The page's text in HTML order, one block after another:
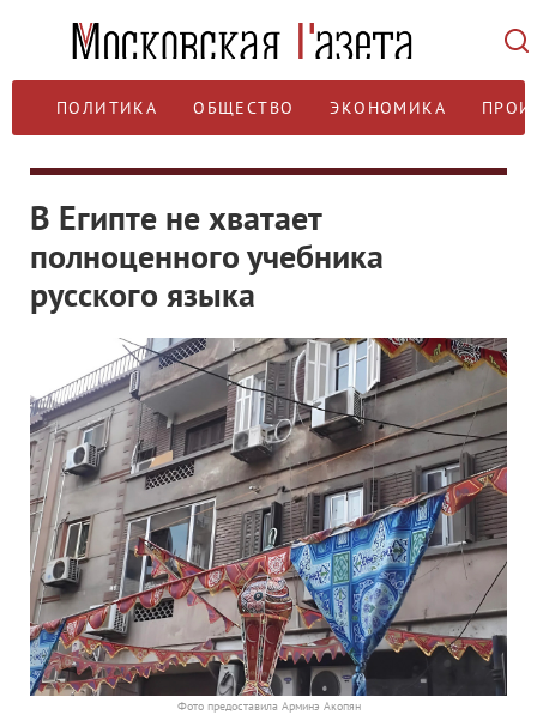
ПОЛИТИКА ОБЩЕСТВО ЭКОНОМИКА
В Египте не хватает
полноценного учебника
русского языка
Фото предоставила Арминэ Акопян